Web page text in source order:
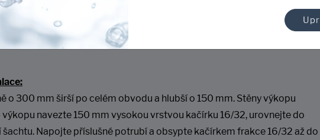
1. jakosti technologií rotačního odlévání. Konstrukce nemá žádné
žádný recyklovaný materiál. U našich šachet nedochází v průběhu
o 300 mm širší po celém obvodu a hlubší o 150 mm. Stěny výkopu
navezte 150 mm vysokou vrstvou kačírku 16/32, urovnejte do
Napojte příslušné potrubí a obsypte kačírkem frakce 16/32 až do